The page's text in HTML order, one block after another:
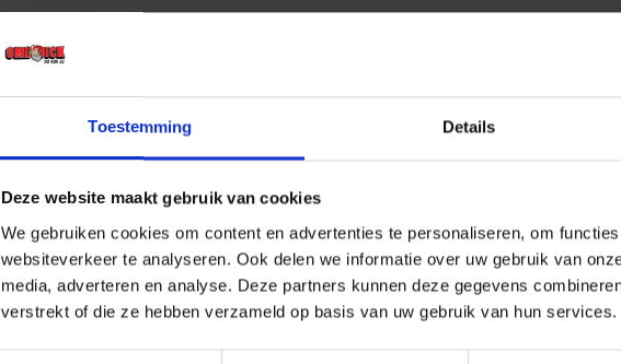
Toestemming Details
Deze website maakt gebruik van cookies
We gebruiken cookies om content en advertenties te personaliseren, om
websiteverkeer te analyseren. Ook delen we informatie over uw gebruik van
media, adverteren en analyse. Deze partners kunnen deze gegevens
verstrekt of die ze hebben verzameld op basis van uw gebruik van hun services.
Niet op voorraad, levertijd 1 tot meerdere
Artikelnummer merk: 000390802
€ 200,32 incl. BTW
- +